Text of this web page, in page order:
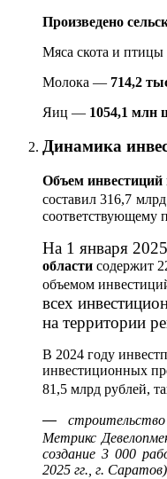
Произведено
Мяса скота и
Молока — 714,2
Яиц — 1054,1 млн
Динамика
Объем инвестиций
составил 316,7
соответствующему
На 1 января
области содержит
объемом
всех
на территории
В 2024 году
инвестиционных
81,5 млрд рублей,
—
Метрикс
создание 3 000
2025 гг., г. Саратов)